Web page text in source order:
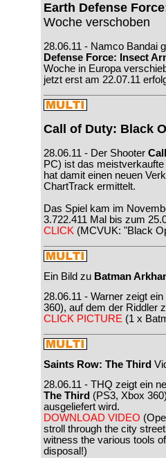
Earth Defense
Woche verschoben
28.06.11 - Namco Bandai
Defense Force: Insect
Woche in Europa
jetzt erst am 22.07.11
Call of Duty: Black
28.06.11 - Der Shooter
PC) ist das
hat damit einen neuen
ChartTrack ermittelt.
Das Spiel kam im
3.722.411 Mal bis zum
CLICK (MCVUK: "Black
Ein Bild zu Batman
28.06.11 - Warner zeigt
360), auf dem der Riddler
CLICK PICTURE (1 x
Saints Row: The Third
28.06.11 - THQ zeigt ein
The Third (PS3, Xbox
ausgeliefert wird.
DOWNLOAD VIDEO
stroll through the city
witness the various tools
disposal!)